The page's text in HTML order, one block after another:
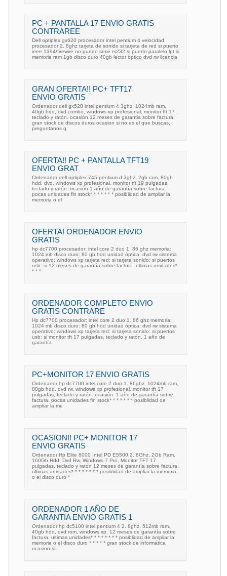
PC + PANTALLA 17 ENVIO GRATIS
CONTRAREE
Dell optiplex gx620 procesador intel pentium 4 velocidad
procesador 2. 8ghz tarjeta de sonido si tarjeta de red si puerto
ieee 1394/firewire no puerto serie rs232 si puerto paralelo lpt si
memoria ram 1gb disco duro 40gb lector óptico dvd rw licencia
GRAN OFERTA!! PC+ TFT17
ENVIO GRATIS
Ordenador dell gx520 intel pentium 4 3ghz, 1024mb ram,
40gb hdd, dvd combo, windows xp profesional, monitor tft 17 ,
teclado y ratón. ocasión 12 meses de garantia sobre factura.
gran stock de discos duros ocasion si no es el que buscas,
preguntanos q
OFERTA!! PC + PANTALLA TFT19
ENVIO GRAT
Ordenador dell optiplex 745 pentium d 3ghz, 2gb ram, 80gb
hdd, dvd, windows xp profesional, monitor tft 19 pulgadas,
teclado y ratón. ocasión 1 año de garantía sobre factura.
pocas unidades fin stock* * * * * * * posiblidad de ampliar la
memoria o el
OFERTA! ORDENADOR ENVIO
GRATIS
hp dc7700 procesador: intel core 2 duo 1. 86 ghz memoria:
1024 mb disco duro: 80 gb hdd unidad óptica: dvd rw sistema
operativo: windows xp tarjeta red: si tarjeta sonido: si puertos
usb: si 12 meses de garantía sobre factura. ultimas unidades*
* * *
ORDENADOR COMPLETO ENVIO
GRATIS CONTRARE
Hp dc7700 procesador: intel core 2 duo 1. 86 ghz memoria:
1024 mb disco duro: 80 gb hdd unidad óptica: dvd rw sistema
operativo: windows xp tarjeta red: si tarjeta sonido: si puertos
usb: si monitor tft 17 pulgadas. teclado y ratón. 1 año de
garantía
PC+MONITOR 17 ENVIO GRATIS
Ordenador hp dc7700 intel core 2 duo 1. 86ghz, 1024mb ram,
80gb hdd, dvd rw, windows xp profesional, monitor tft 17
pulgadas, teclado y ratón. ocasión. 1 año de garantía sobre
factura. pocas unidades fin stock* * * * * * * posiblidad de
ampliar la me
OCASION!! PC+ MONITOR 17
ENVIO GRATIS
Ordenador Hp Elite 8000 Intel PD E5500 2. 8Ghz, 2Gb Ram,
160Gb Hdd, Dvd Rw, Windows 7 Pro, Monitor TFT 17
pulgadas, teclado y ratón 12 meses de garantía sobre factura.
ultimas unidades* * * * * * * * posiblidad de ampliar la memoria
o el disco duro *
ORDENADOR 1 AÑO DE
GARANTIA ENVIO GRATIS 1
Ordenador hp dc5100 intel pentium 4 2. 8ghz, 512mb ram.
40gb hdd, dvd rom, windows xp. 12 meses de garantía sobre
factura. ultimas unidades* * * * * * * * posiblidad de ampliar la
memoria o el disco duro * * * * * gran stock de informática
ocasion si